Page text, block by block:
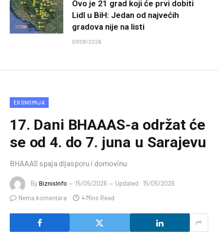
Ovo je 21 grad koji će prvi dobiti
Lidl u BiH: Jedan od najvećih
gradova nije na listi
07/08/2026
EKONOMIJA
17. Dani BHAAAS-a održat će
se od 4. do 7. juna u Sarajevu
BHAAAS spaja dijasporu i domovinu
ByBiznisInfo 15/05/2026 Updated: 15/05/2026
Nema komentara
4 Mins Read